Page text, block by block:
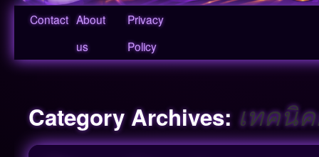
Contact About
us
Privacy
Policy
Category Archives: เทคนิ